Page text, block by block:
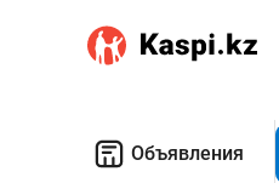
Объявления